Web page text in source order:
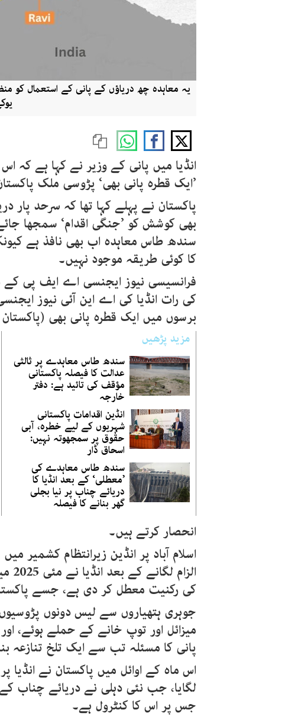
یہ معاہدہ چھ دریاؤں کے پانی کے استعمال کو
انڈیا میں پانی کے وزیر نے کہا ہے کہ
’ایک قطرہ پانی بھی‘ پڑوسی ملک
پاکستان نے پہلے کہا تھا کہ سرحد پار
سندھ طاس معاہدہ اب بھی نافذ ہے
کا کوئی طریقہ موجود نہیں۔
فرانسیسی نیوز ایجنسی اے ایف پی کے
کی رات انڈیا کی اے این آئی نیوز
برسوں میں ایک قطرہ پانی بھی
مزید پڑھیں
سندھ طاس معاہدے پر ثالثی
عدالت کا فیصلہ پاکستانی
مؤقف کی تائید ہے: دفتر
خارجہ
انڈین اقدامات پاکستانی
شہریوں کے لیے خطرہ، آبی
حقوق پر سمجھوتہ نہیں:
اسحاق ڈار
سندھ طاس معاہدے کی
’معطلی‘ کے بعد انڈیا کا
دریائے چناب پر نیا بجلی
گھر بنانے کا فیصلہ
انحصار کرتے ہیں۔
اسلام آباد پر انڈین زیرانتظام کشمیر
کی رکنیت معطل کر دی ہے، جسے
جوہری ہتھیاروں سے لیس دونوں
پانی کا مسئلہ تب سے ایک تلخ تنازعہ
اس ماہ کے اوائل میں پاکستان نے انڈیا
لگایا، جب نئی دہلی نے دریائے چناب
جس پر اس کا کنٹرول ہے۔